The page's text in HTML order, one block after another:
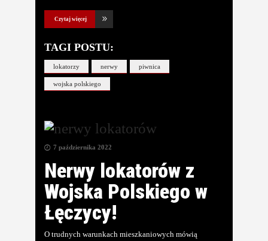
Czytaj więcej
TAGI POSTU:
lokatorzy nerwy piwnica
wojska polskiego
7 października 2022
Nerwy lokatorów z
Wojska Polskiego w
Łęczycy!
O trudnych warunkach mieszkaniowych mówią